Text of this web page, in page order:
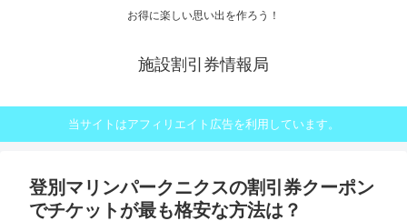
お得に楽しい思い出を作ろう！
施設割引券情報局
当サイトはアフィリエイト広告を利用しています。
登別マリンパークニクスの割引券クーポン
でチケットが最も格安な方法は？